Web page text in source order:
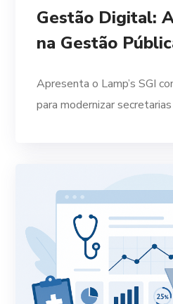
Gestão Digital:
na Gestão
Apresenta o Lamp’s SGI
para modernizar secretarias